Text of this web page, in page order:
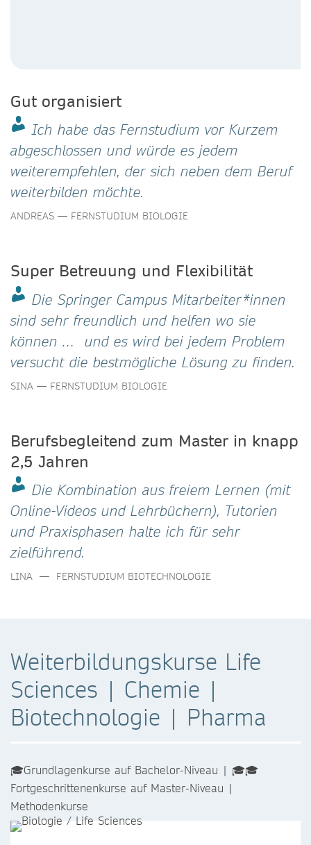
Gut organisiert
Ich habe das Fernstudium vor Kurzem
abgeschlossen und würde es jedem
weiterempfehlen, der sich neben dem Beruf
weiterbilden möchte.
ANDREAS — FERNSTUDIUM BIOLOGIE
Super Betreuung und Flexibilität
Die Springer Campus Mitarbeiter*innen
sind sehr freundlich und helfen wo sie
können … und es wird bei jedem Problem
versucht die bestmögliche Lösung zu finden.
SINA — FERNSTUDIUM BIOLOGIE
Berufsbegleitend zum Master in knapp
2,5 Jahren
Die Kombination aus freiem Lernen (mit
Online-Videos und Lehrbüchern), Tutorien
und Praxisphasen halte ich für sehr
zielführend.
LINA — FERNSTUDIUM BIOTECHNOLOGIE
Weiterbildungskurse Life
Sciences | Chemie |
Biotechnologie | Pharma
🎓Grundlagenkurse auf Bachelor-Niveau | 🎓🎓
Fortgeschrittenenkurse auf Master-Niveau |
Methodenkurse